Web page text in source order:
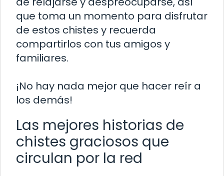
que toma un momento para disfrutar
de estos chistes y recuerda
compartirlos con tus amigos y
familiares.
¡No hay nada mejor que hacer reír a
los demás!
Las mejores historias de
chistes graciosos que
circulan por la red